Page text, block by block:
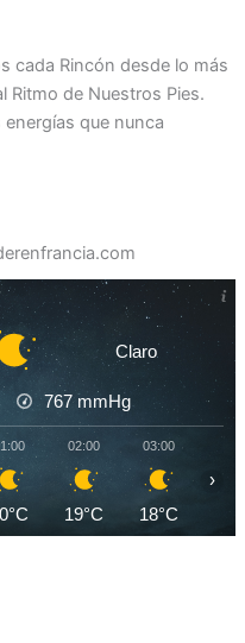
cada Rincón desde lo más
Ritmo de Nuestros Pies.
que nunca
Claro
767 mmHg
02:00
19°C
03:00
18°C
›